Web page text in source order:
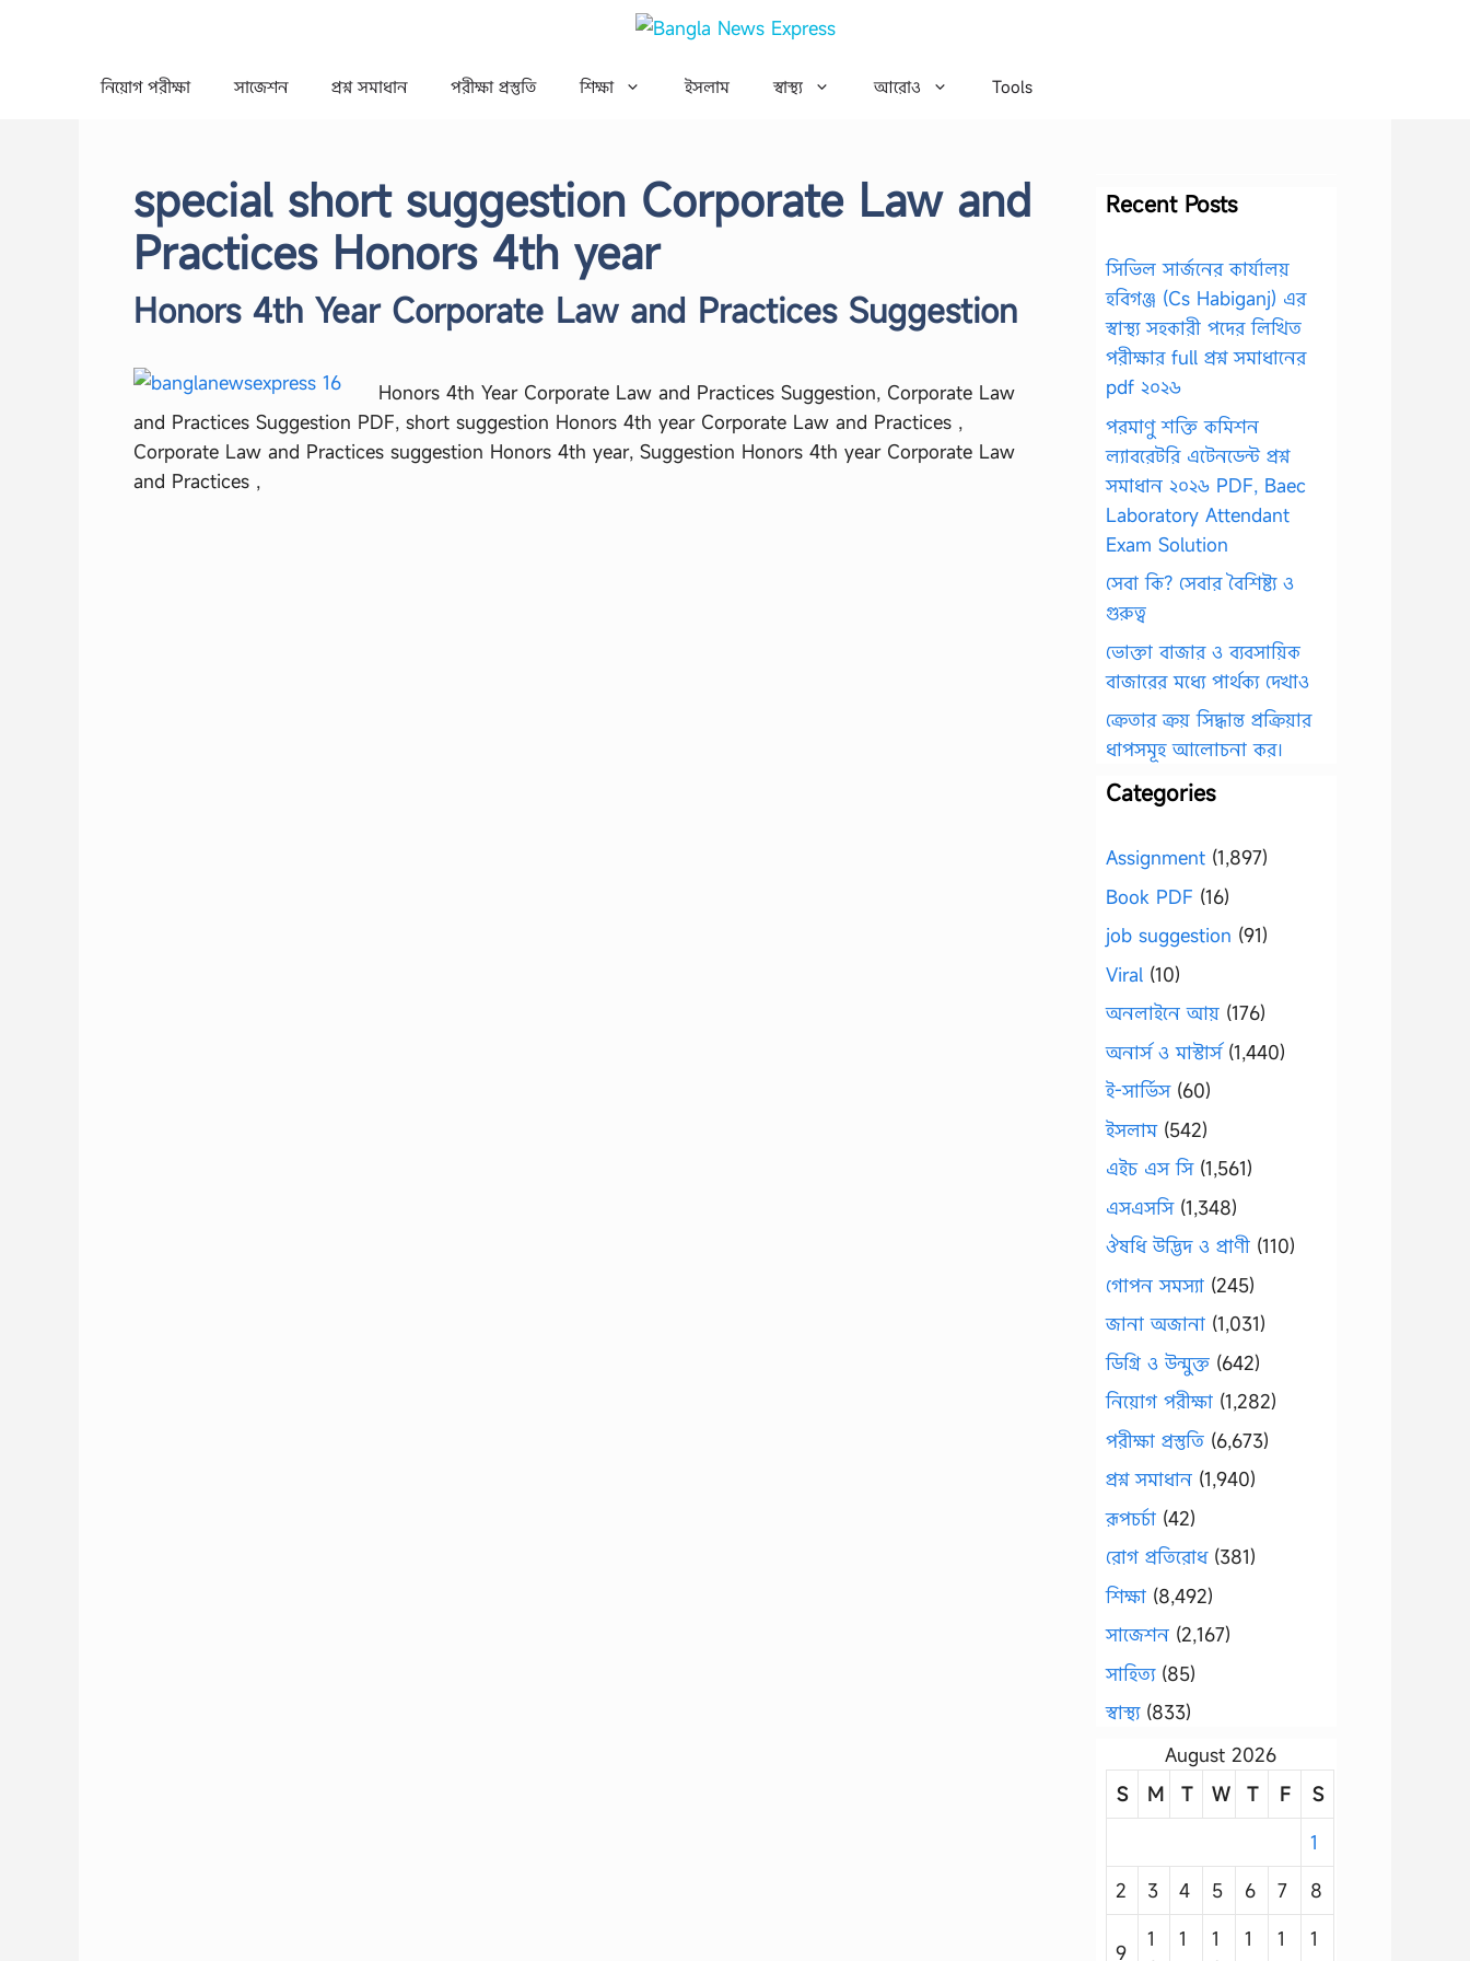
নিয়োগ পরীক্ষা সাজেশন প্রশ্ন সমাধান পরীক্ষা প্রস্তুতি শিক্ষা ইসলাম স্বাস্থ্য আরোও Tools
special short suggestion Corporate Law and
Practices Honors 4th year
Honors 4th Year Corporate Law and Practices Suggestion
Honors 4th Year Corporate Law and Practices Suggestion, Corporate Law
and Practices Suggestion PDF, short suggestion Honors 4th year Corporate Law and Practices ,
Corporate Law and Practices suggestion Honors 4th year, Suggestion Honors 4th year Corporate Law
and Practices ,
Recent Posts
সিভিল সার্জনের কার্যালয়
হবিগঞ্জ (Cs Habiganj) এর
স্বাস্থ্য সহকারী পদের লিখিত
পরীক্ষার full প্রশ্ন সমাধানের
pdf ২০২৬
পরমাণু শক্তি কমিশন
ল্যাবরেটরি এটেনডেন্ট প্রশ্ন
সমাধান ২০২৬ PDF, Baec
Laboratory Attendant
Exam Solution
সেবা কি? সেবার বৈশিষ্ট্য ও
গুরুত্ব
ভোক্তা বাজার ও ব্যবসায়িক
বাজারের মধ্যে পার্থক্য দেখাও
ক্রেতার ক্রয় সিদ্ধান্ত প্রক্রিয়ার
ধাপসমূহ আলোচনা কর।
Categories
Assignment (1,897)
Book PDF (16)
job suggestion (91)
Viral (10)
অনলাইনে আয় (176)
অনার্স ও মাস্টার্স(1,440)
ই-সার্ভিস(60)
ইসলাম(542)
এইচ এস সি(1,561)
এসএসসি(1,348)
ঔষধি উদ্ভিদ ও প্রাণী (110)
গোপন সমস্যা (245)
জানা অজানা (1,031)
ডিগ্রি ও উন্মুক্ত (642)
নিয়োগ পরীক্ষা (1,282)
পরীক্ষা প্রস্তুতি (6,673)
প্রশ্ন সমাধান (1,940)
রূপচর্চা (42)
রোগ প্রতিরোধ(381)
শিক্ষা (8,492)
সাজেশন (2,167)
সাহিত্য(85)
স্বাস্থ্য(833)
August 2026
S
M T W T F
S
1
2
3 4 5 6 7 8
9
1
1
1
1
1
1